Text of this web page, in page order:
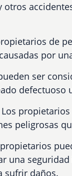
de
por
ser
defectuoso
propietarios
peligrosas
una
sufrir daños.